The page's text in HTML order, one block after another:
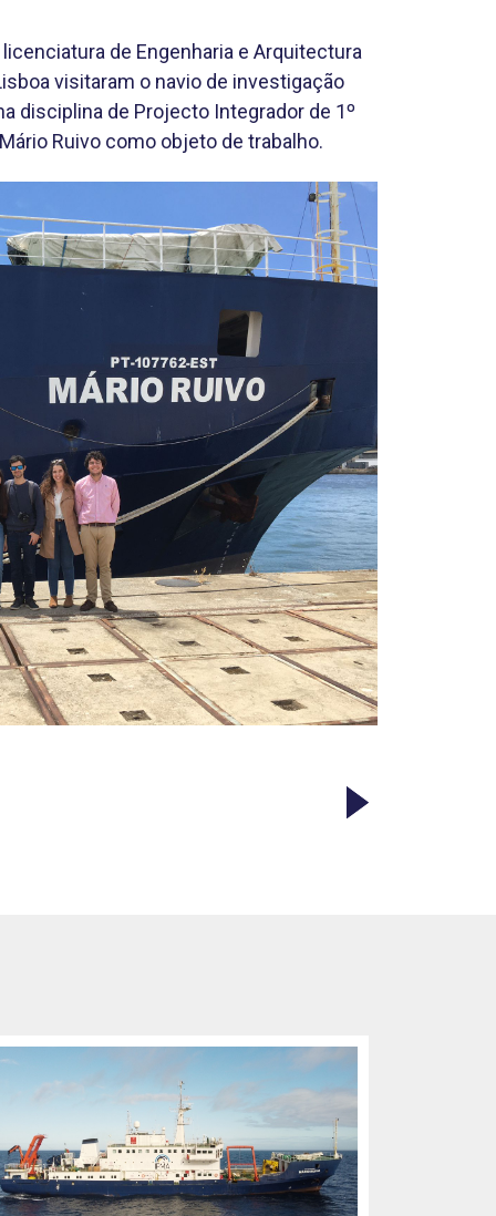
de Engenharia e Arquitectura
visitaram o navio de investigação
disciplina de Projecto Integrador de 1º
Ruivo como objeto de trabalho.